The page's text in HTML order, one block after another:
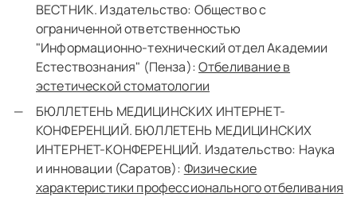
ВЕСТНИК. Издательство: Общество с
ограниченной ответственностью
"Информационно-технический отдел Академии
Естествознания" (Пенза):Отбеливание в
эстетической стоматологии
БЮЛЛЕТЕНЬ МЕДИЦИНСКИХ ИНТЕРНЕТ-
КОНФЕРЕНЦИЙ. БЮЛЛЕТЕНЬ МЕДИЦИНСКИХ
ИНТЕРНЕТ-КОНФЕРЕНЦИЙ. Издательство: Наука
и инновации (Саратов): Физические
характеристики профессионального отбеливания